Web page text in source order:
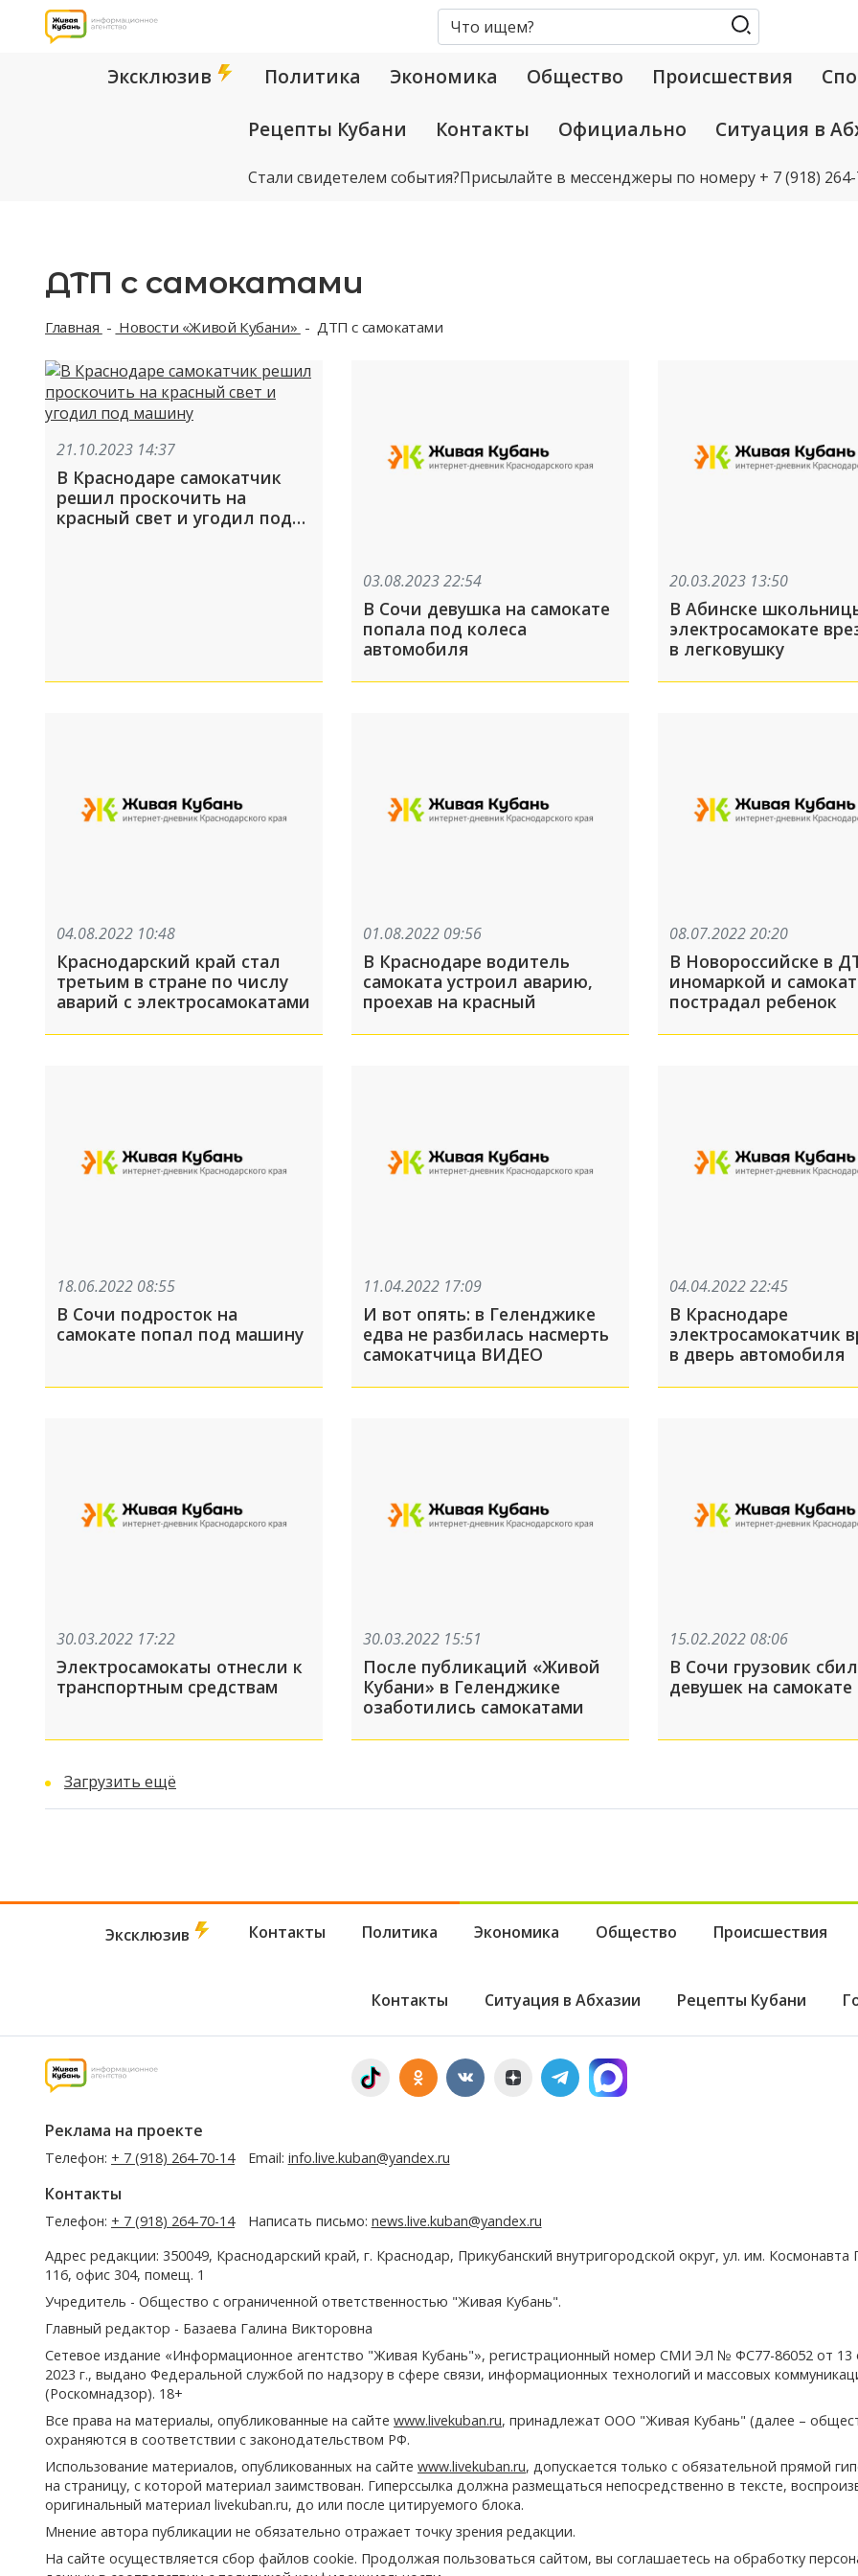
Эксклюзив Политика Экономика Общество Происшествия
Рецепты Кубани Контакты Официально Ситуация в
Стали свидетелем события?Присылайте в мессенджеры по номеру + 7 (918)
ДТП с самокатами
Главная Новости «Живой Кубани» ДТП с самокатами
21.10.2023 14:37
В Краснодаре самокатчик
решил проскочить на
красный свет и угодил под
03.08.2023 22:54
В Сочи девушка на самокате
попала под колеса
автомобиля
20.03.2023 13:50
В Абинске
электросамокате
в легковушку
04.08.2022 10:48
Краснодарский край стал
третьим в стране по числу
аварий с электросамокатами
01.08.2022 09:56
В Краснодаре водитель
самоката устроил аварию,
проехав на красный
08.07.2022 20:20
В Новороссийске в
иномаркой и
пострадал ребенок
18.06.2022 08:55
В Сочи подросток на
самокате попал под машину
11.04.2022 17:09
И вот опять: в Геленджике
едва не разбилась насмерть
самокатчица ВИДЕО
04.04.2022 22:45
В Краснодаре
электросамокатчик
в дверь автомобиля
30.03.2022 17:22
Электросамокаты отнесли к
транспортным средствам
30.03.2022 15:51
После публикаций «Живой
Кубани» в Геленджике
озаботились самокатами
15.02.2022 08:06
В Сочи грузовик сбил
девушек на самокате
Загрузить ещё
Эксклюзив Контакты Политика Экономика Общество Происшествия
Контакты Ситуация в Абхазии Рецепты Кубани
Реклама на проекте
Телефон: + 7 (918) 264-70-14 Email: info.live.kuban@yandex.ru
Контакты
Телефон: + 7 (918) 264-70-14 Написать письмо: news.live.kuban@yandex.ru
Адрес редакции: 350049, Краснодарский край, г. Краснодар, Прикубанский внутригородской округ, ул. им. Космонавта
116, офис 304, помещ. 1
Учредитель - Общество с ограниченной ответственностью "Живая Кубань".
Главный редактор - Базаева Галина Викторовна
Сетевое издание «Информационное агентство "Живая Кубань"», регистрационный номер СМИ ЭЛ № ФС77-86052 от 13
2023 г., выдано Федеральной службой по надзору в сфере связи, информационных технологий и массовых
(Роскомнадзор). 18+
Все права на материалы, опубликованные на сайте www.livekuban.ru, принадлежат ООО "Живая Кубань" (далее –
охраняются в соответствии с законодательством РФ.
Использование материалов, опубликованных на сайте www.livekuban.ru, допускается только с обязательной прямой
на страницу, с которой материал заимствован. Гиперссылка должна размещаться непосредственно в тексте,
оригинальный материал livekuban.ru, до или после цитируемого блока.
Мнение автора публикации не обязательно отражает точку зрения редакции.
На сайте осуществляется сбор файлов cookie. Продолжая пользоваться сайтом, вы соглашаетесь на обработку